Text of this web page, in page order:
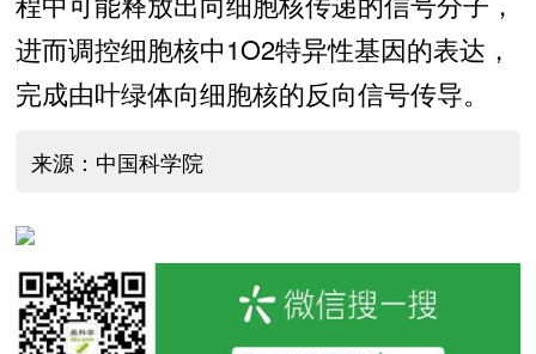
进而调控细胞核中1O2特异性基因的表达，
完成由叶绿体向细胞核的反向信号传导。
来源：中国科学院